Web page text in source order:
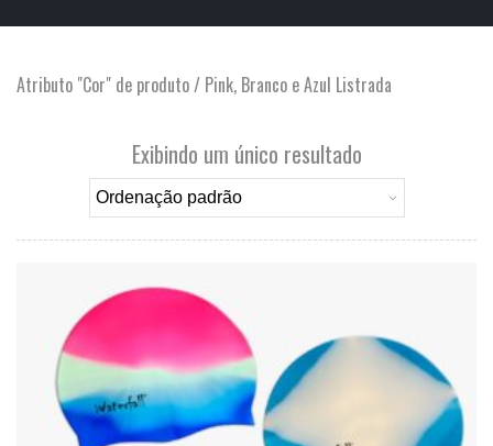
Atributo "Cor" de produto / Pink, Branco e Azul Listrada
Exibindo um único resultado